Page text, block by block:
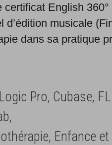
English 360°
d’édition musicale
dans sa pratique
Pro, Cubase,
Enfance